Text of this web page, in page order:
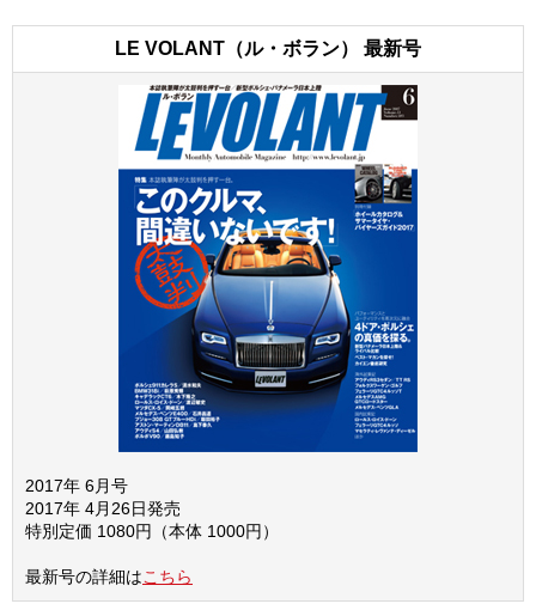
LE VOLANT（ル・ボラン） 最新号
2017年 6月号
2017年 4月26日発売
特別定価 1080円（本体 1000円）
最新号の詳細はこちら